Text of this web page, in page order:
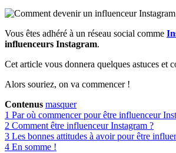
Vous êtes adhéré à un réseau social comme
influenceurs Instagram.
Cet article vous donnera quelques astuces et
Alors souriez, on va commencer !
Contenus masquer
1 Par où commencer pour être influenceur
2 Comment être influenceur Instagram ?
3 Les bonnes attitudes à avoir pour être
4 En somme !